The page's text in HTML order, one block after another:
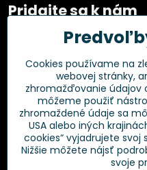
Pridajte sa k nám
Facebook
Overené
Cookies používame na
webovej stránky,
zhromažďovanie údajov
môžeme použiť
zhromaždené údaje sa
USA alebo iných
cookies“ vyjadrujete
Nižšie môžete nájsť
svoje